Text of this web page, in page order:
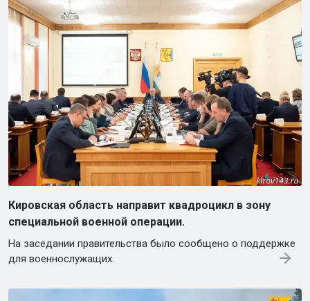
Кировская область направит квадроцикл в зону
специальной военной операции.
На заседании правительства было сообщено о поддержке
для военнослужащих.